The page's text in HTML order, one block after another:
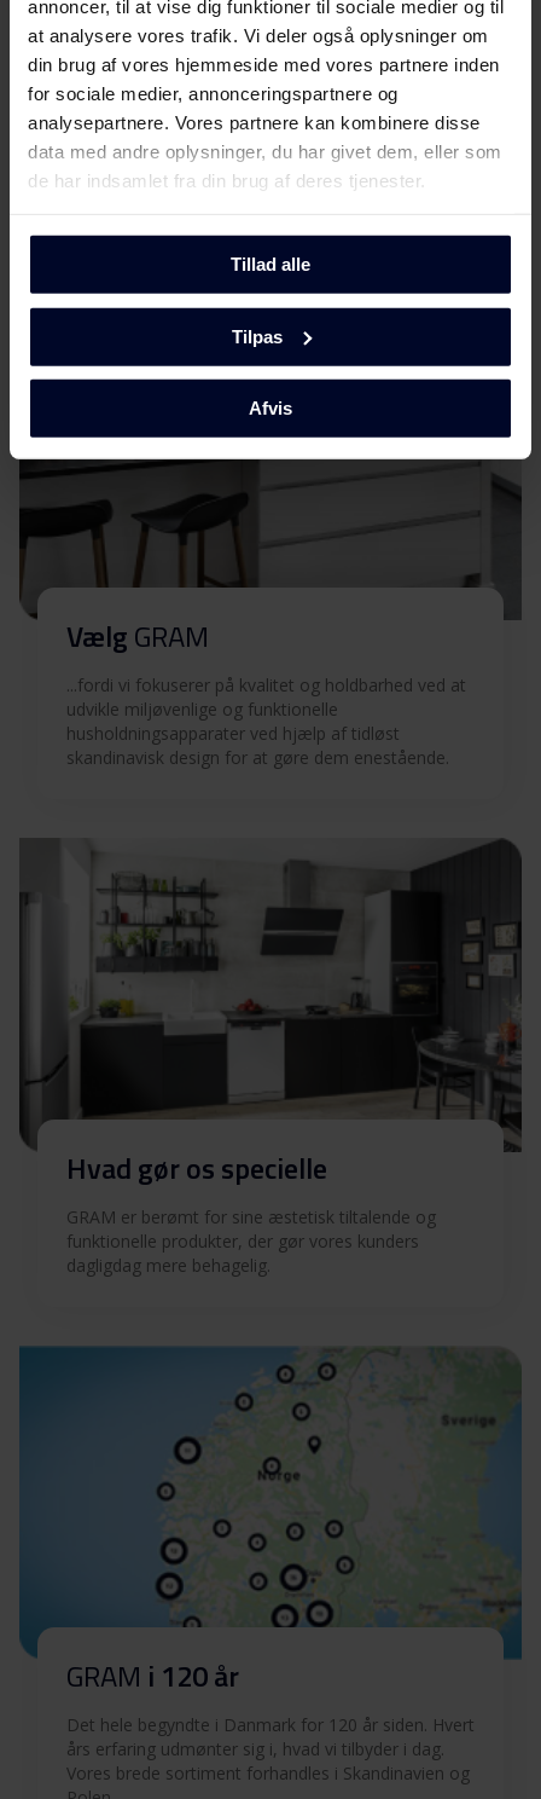
annoncer, til at vise dig funktioner til sociale medier og til
at analysere vores trafik. Vi deler også oplysninger om
din brug af vores hjemmeside med vores partnere inden
for sociale medier, annonceringspartnere og
analysepartnere. Vores partnere kan kombinere disse
data med andre oplysninger, du har givet dem, eller som
de har indsamlet fra din brug af deres tjenester.
Tillad alle
Tilpas
Afvis
Brugervejledning
Sikkerhedsoplysninger og
advarsler (DK)
Sikkerhedsoplysninger og
Download
Sikkerhedsoplysninger og
advarsler (NO)
Sikkerhedsoplysninger og
advarsler (SV)
Download
Sikkerhedsoplysninger og
advarsler (EN)
Download
Betjeningsvejledninger
Betjeningsvejledninger
(DK,NO)
Produktbillede IOP 12654-92 B
Produktbillede IOP
Hent alt (10)
Vis mere
MødGRAM
VælgGRAM
...fordi vi fokuserer på kvalitet og holdbarhed ved at
udvikle miljøvenlige og funktionelle
husholdningsapparater ved hjælp af tidløst
skandinavisk design for at gøre dem enestående.
Hvad gør os specielle
GRAM er berømt for sine æstetisk tiltalende og
funktionelle produkter, der gør vores kunders
dagligdag mere behagelig.
GRAM i 120 år
Det hele begyndte i Danmark for 120 år siden. Hvert
års erfaring udmønter sig i, hvad vi tilbyder i dag.
Vores brede sortiment forhandles i Skandinavien og